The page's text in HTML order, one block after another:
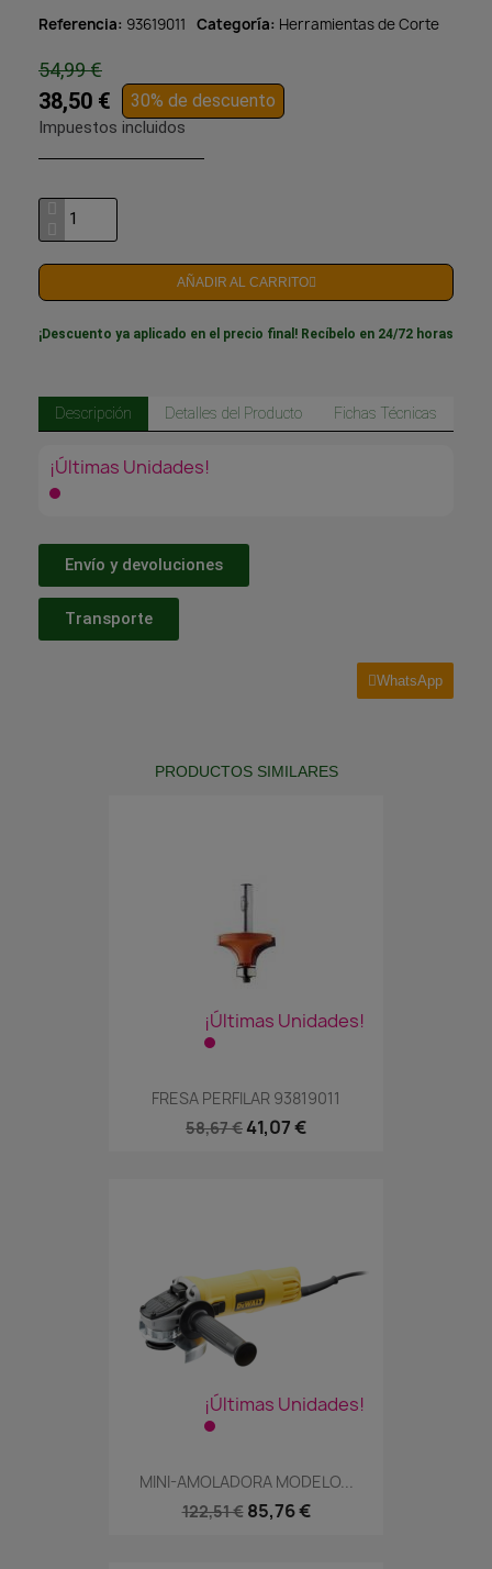
Referencia 93619011 Categoría Herramientas de Corte
54,99 €
38,50 € 30% de descuento
Impuestos incluidos
AÑADIR AL CARRITO
¡Descuento ya aplicado en el precio final! Recíbelo en 24/72 horas
Descripción Detalles del Producto Fichas Técnicas
¡Últimas Unidades!
Envío y devoluciones
Transporte
WhatsApp
PRODUCTOS SIMILARES
¡Últimas Unidades!
FRESA PERFILAR 93819011
58,67 € 41,07 €
¡Últimas Unidades!
MINI-AMOLADORA MODELO...
122,51 € 85,76 €